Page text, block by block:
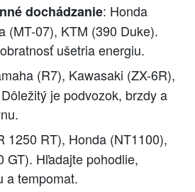
dochádzanie: Honda
(MT-07), KTM (390 Duke).
ušetria energiu.
(R7), Kawasaki (ZX-6R),
je podvozok, brzdy a
1250 RT), Honda (NT1100),
GT). Hľadajte pohodlie,
a tempomat.